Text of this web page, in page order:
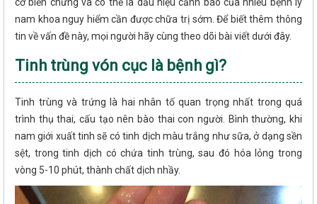
nam khoa nguy hiểm cần được chữa trị sớm. Để biết thêm thông
tin về vấn đề này, mọi người hãy cùng theo dõi bài viết dưới đây.
Tinh trùng vón cục là bệnh gì?
Tinh trùng và trứng là hai nhân tố quan trọng nhất trong quá
trình thụ thai, cấu tạo nên bào thai con người. Bình thường, khi
nam giới xuất tinh sẽ có tinh dịch màu trắng như sữa, ở dạng sền
sệt, trong tinh dịch có chứa tinh trùng, sau đó hóa lỏng trong
vòng 5-10 phút, thành chất dịch nhầy.